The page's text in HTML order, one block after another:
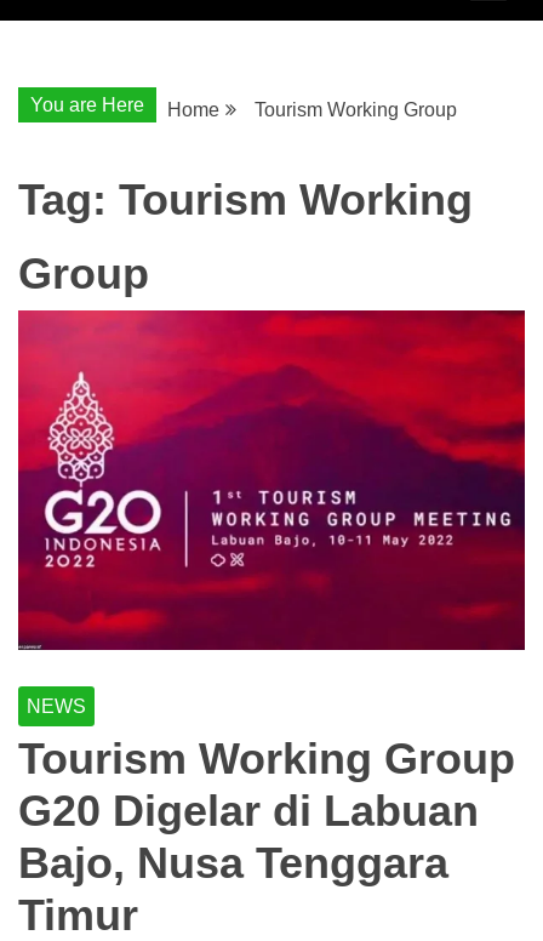
You are Here Home Tourism Working Group
Tag: Tourism Working
Group
NEWS
Tourism Working Group
G20 Digelar di Labuan
Bajo, Nusa Tenggara
Timur